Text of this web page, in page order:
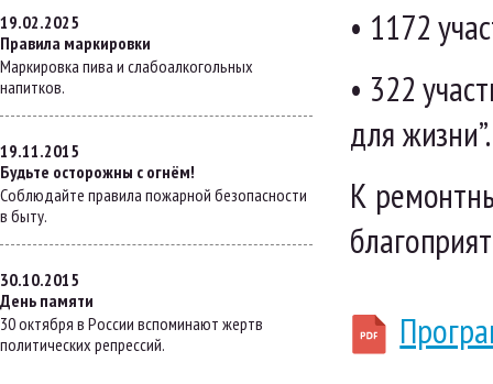
19.02.2025
Правила маркировки
Маркировка пива и слабоалкогольных
напитков.
19.11.2015
Будьте осторожны с огнём!
Соблюдайте правила пожарной безопасности
в быту.
30.10.2015
День памяти
30 октября в России вспоминают жертв
политических репрессий.
• 1172
• 322
для жизни”.
К